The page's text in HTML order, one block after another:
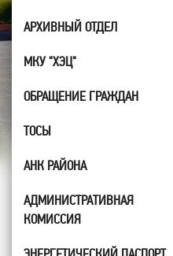
АРХИВНЫЙ ОТДЕЛ
МКУ "ХЭЦ"
ОБРАЩЕНИЕ ГРАЖДАН
ТОСЫ
АНК РАЙОНА
АДМИНИСТРАТИВНАЯ
КОМИССИЯ